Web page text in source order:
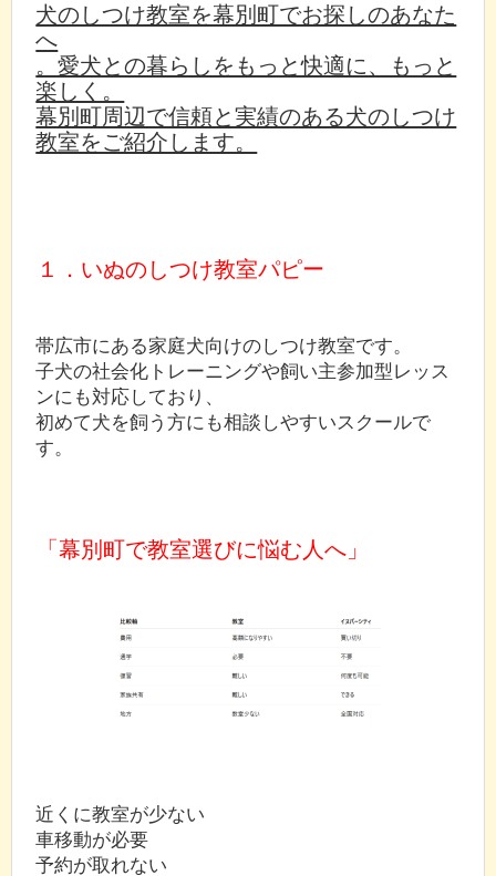
犬のしつけ教室を幕別町でお探しのあなた
へ
。愛犬との暮らしをもっと快適に、もっと
楽しく。
幕別町周辺で信頼と実績のある犬のしつけ
教室をご紹介します。
１．いぬのしつけ教室パピー
帯広市にある家庭犬向けのしつけ教室です。
子犬の社会化トレーニングや飼い主参加型レッス
ンにも対応しており、
初めて犬を飼う方にも相談しやすいスクールで
す。
「幕別町で教室選びに悩む人へ」
近くに教室が少ない
車移動が必要
予約が取れない